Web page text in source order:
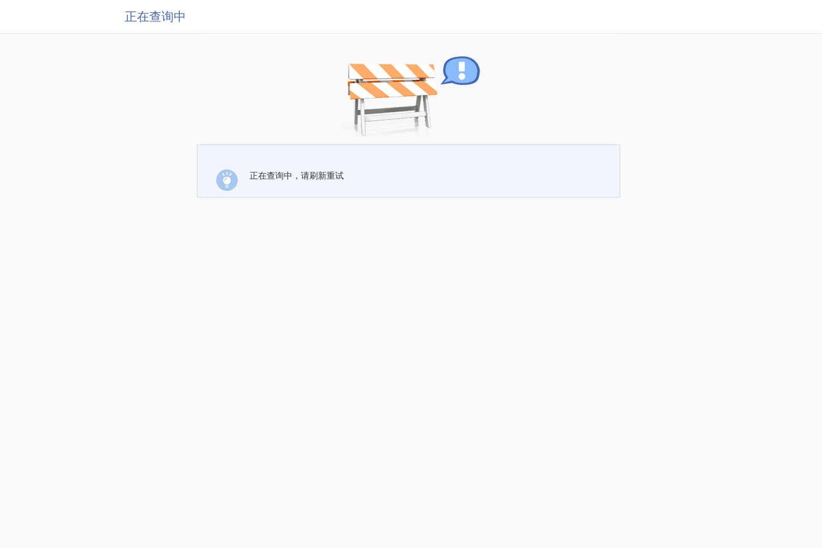
正在查询中
正在查询中，请刷新重试